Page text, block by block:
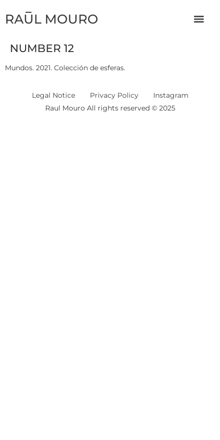
RAUL MOURO
NUMBER 12
Mundos. 2021. Colección de esferas.
Legal Notice Privacy Policy
Instagram
Raul Mouro All rights reserved © 2025